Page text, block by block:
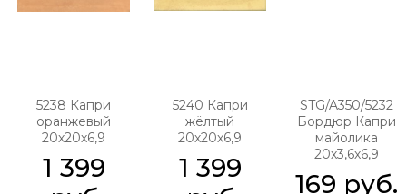
5238 Капри
оранжевый
20х20х6,9
1 399
5240 Капри
жёлтый
20х20х6,9
1 399
STG/A350/5232
Бордюр Капри
майолика
20х3,6х6,9
169 руб.